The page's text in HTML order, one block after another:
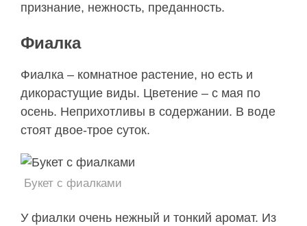
признание, нежность, преданность.
Фиалка
Фиалка – комнатное растение, но есть и
дикорастущие виды. Цветение – с мая по
осень. Неприхотливы в содержании. В воде
стоят двое-трое суток.
Букет с фиалками
У фиалки очень нежный и тонкий аромат. Из